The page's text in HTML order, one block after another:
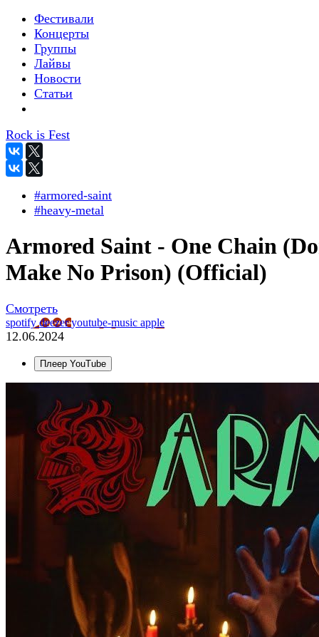
Фестивали
Концерты
Группы
Лайвы
Новости
Статьи
Rock is Fest
#armored-saint
#heavy-metal
Armored Saint - One Chain
Make No Prison) (Official)
Смотреть
spotifydeezeryoutube-music apple
12.06.2024
Плеер YouTube